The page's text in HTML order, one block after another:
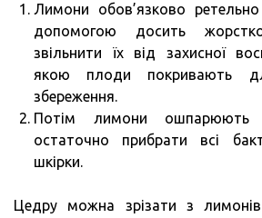
Лимони обов’язково
допомогою досить
звільнити їх від захисної
якою плоди покривають
збереження.
Потім лимони
остаточно прибрати всі
шкірки.
Цедру можна зрізати з